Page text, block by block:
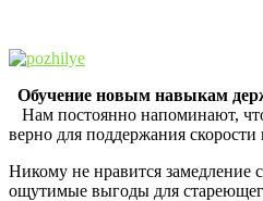
Обучение новым навыкам
Нам постоянно напоминают, что
верно для поддержания
Никому не нравится замедление
ощутимые выгоды для